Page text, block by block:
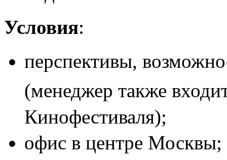
Условия:
перспективы,
(менеджер также
Кинофестиваля);
офис в центре Москвы;